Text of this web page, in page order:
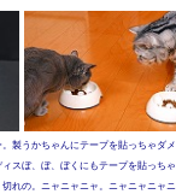
。製
ス
切れ
うかちゃんにテープを貼っちゃダ
ぼ、ぼ、ぼくにもテープを貼っち
の。ニャニャニャ。ニャニャニャ